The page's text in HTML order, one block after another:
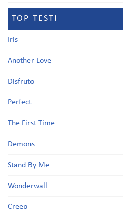
TOP TESTI
Iris
Another Love
Disfruto
Perfect
The First Time
Demons
Stand By Me
Wonderwall
Creep